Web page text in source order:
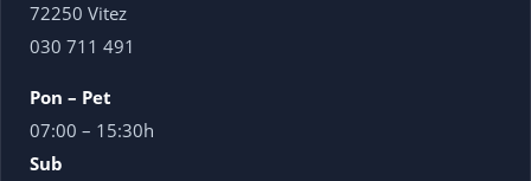
72250 Vitez
030 711 491
Pon – Pet
07:00 – 15:30h
Sub